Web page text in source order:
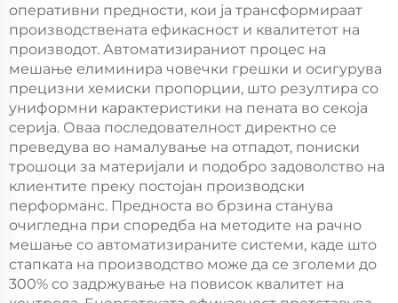
оперативни предности, кои ја трансформираат
производствената ефикасност и квалитетот на
производот. Автоматизираниот процес на
мешање елиминира човечки грешки и осигурува
прецизни хемиски пропорции, што резултира со
униформни карактеристики на пената во секоја
серија. Оваа последователност директно се
преведува во намалување на отпадот, пониски
трошоци за материјали и подобро задоволство на
клиентите преку постојан производски
перформанс. Предноста во брзина станува
очигледна при споредба на методите на рачно
мешање со автоматизираните системи, каде што
стапката на производство може да се зголеми до
300% со задржување на повисок квалитет на